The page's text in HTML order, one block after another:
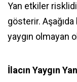
Yan etkiler
gösterir.
yaygın olmayan
İlacın Yaygın